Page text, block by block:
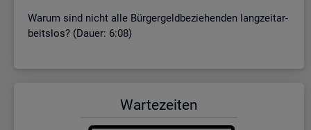
Warum sind nicht alle Bür­ger­geld­be­zie­hen­den lang­zeit­ar­
beits­los? (Dauer: 6:08)
War­te­zei­ten